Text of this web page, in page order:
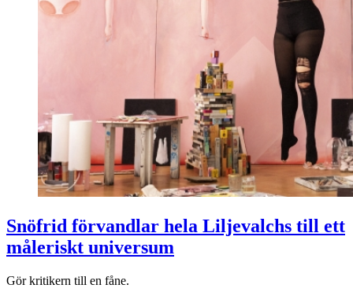
Snöfrid förvandlar hela Liljevalchs till ett
måleriskt universum
Gör kritikern till en fåne.